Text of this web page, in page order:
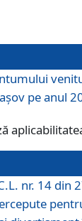
pe anul
nr. 14 din